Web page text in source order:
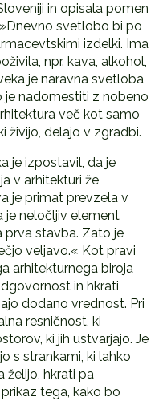
in opisala pomen
svetlobo bi po
izdelki. Ima
npr. kava, alkohol,
je naravna svetloba
nadomestiti z nobeno
več kot samo
živijo, delajo v zgradbi.
je izpostavil, da je
v arhitekturi že
je primat prevzela v
je neločljiv element
prva stavba. Zato je
veljavo.« Kot pravi
arhitekturnega biroja
in hkrati
dodano vrednost. Pri
resničnost, ki
ki jih ustvarjajo. Je
s strankami, ki lahko
želijo, hkrati pa
tega, kako bo